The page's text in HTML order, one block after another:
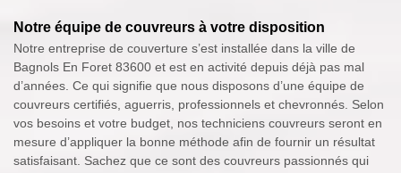
Notre équipe de couvreurs à votre disposition
Notre entreprise de couverture s’est installée dans la ville de
Bagnols En Foret 83600 et est en activité depuis déjà pas mal
d’années. Ce qui signifie que nous disposons d’une équipe de
couvreurs certifiés, aguerris, professionnels et chevronnés. Selon
vos besoins et votre budget, nos techniciens couvreurs seront en
mesure d’appliquer la bonne méthode afin de fournir un résultat
satisfaisant. Sachez que ce sont des couvreurs passionnés qui